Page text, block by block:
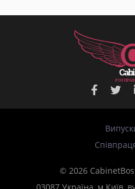
РОЗПРА
© 2026
03087 Україна, м.Київ,